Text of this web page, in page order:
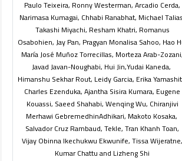
Paulo Teixeira, Ronny Westerman, Arcadio Cerda,
Narimasa Kumagai, Chhabi Ranabhat, Michael
Takashi Miyachi, Resham Khatri, Romanus
Osabohien, Jay Pan, Pragyan Monalisa Sahoo, Hao
María José Muñoz Torrecillas, Morteza Arab-Zozani,
Yudai Kaneda,
Javad Javan-Noughabi, Hui Jin,
Himanshu Sekhar Rout, Leidy Garcia, Erika
Charles Ezenduka, Ajantha Sisira Kumara, Eugene
Kouassi, Saeed Shahabi, Wenqing Wu, Chiranjivi
Adhikari, Makoto Kosaka,
Merhawi Gebremedhin
Tekle, Tran Khanh Toan,
Salvador Cruz Rambaud,
Obinna Ikechukwu Ekwunife, Tissa Wijeratne,
Vijay
Kumar Chattu and Lizheng Shi